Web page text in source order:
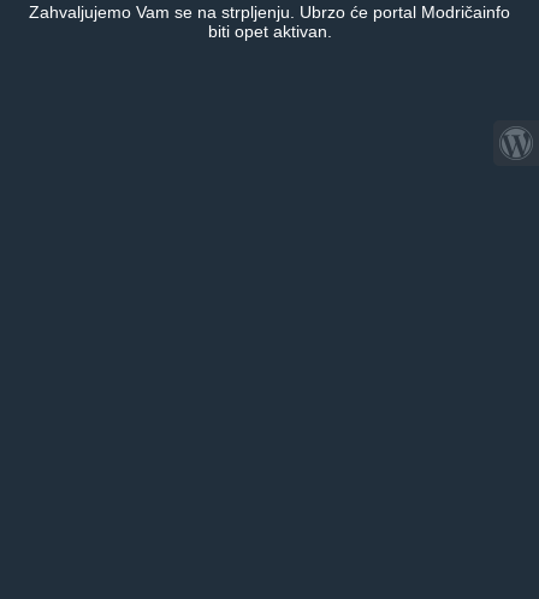
Zahvaljujemo Vam se na strpljenju. Ubrzo će portal Modričainfo
biti opet aktivan.